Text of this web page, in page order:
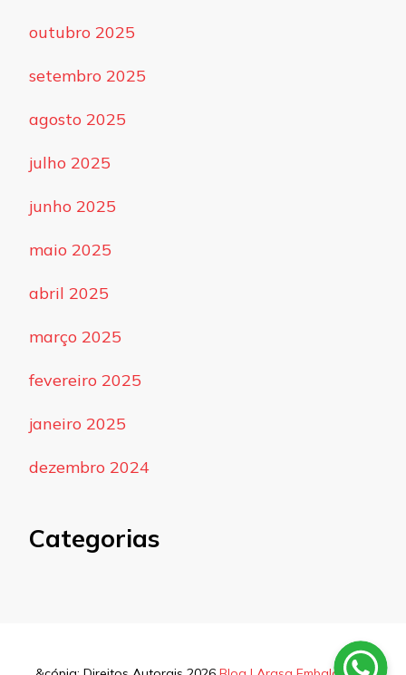
outubro 2025
setembro 2025
agosto 2025
julho 2025
junho 2025
maio 2025
abril 2025
março 2025
fevereiro 2025
janeiro 2025
dezembro 2024
Categorias